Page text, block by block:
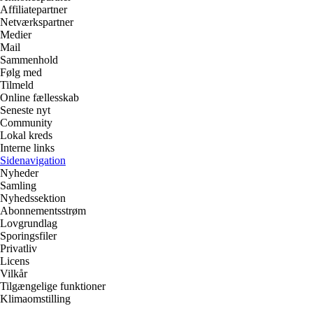
Affiliatepartner
Netværkspartner
Medier
Mail
Sammenhold
Følg med
Tilmeld
Online fællesskab
Seneste nyt
Community
Lokal kreds
Interne links
Sidenavigation
Nyheder
Samling
Nyhedssektion
Abonnementsstrøm
Lovgrundlag
Sporingsfiler
Privatliv
Licens
Vilkår
Tilgængelige funktioner
Klimaomstilling